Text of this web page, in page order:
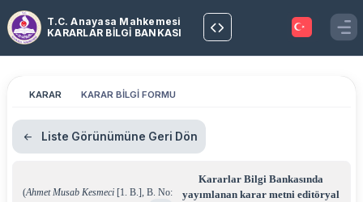
T.C. Anayasa Mahkemesi
KARARLAR BİLGİ BANKASI
KARAR KARAR BİLGİ FORMU
Liste Görünümüne Geri Dön
(Ahmet Musab Kesmeci [1. B.], B. No:
Kararlar Bilgi Bankasında
yayımlanan karar metni editöryal